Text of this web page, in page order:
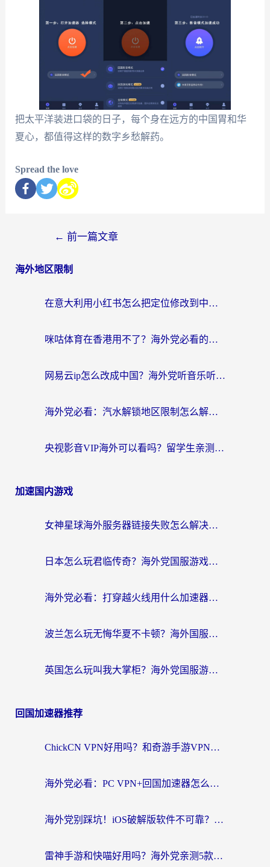
把太平洋装进口袋的日子，每个身在远方的中国胃和华
夏心，都值得这样的数字乡愁解药。
Spread the love
← 前一篇文章
海外地区限制
在意大利用小红书怎么把定位修改到中国国内？3个实用技巧+1个靠谱工具帮你搞定
咪咕体育在香港用不了？海外党必看的回国加速器选择指南（附3个真实场景解决方案）
网易云ip怎么改成中国？海外党听音乐听书的无痛解决方案
海外党必看：汽水解锁地区限制怎么解除？3招解决国内影音&生活服务难题
央视影音VIP海外可以看吗？留学生亲测有效的回国加速器选择指南
加速国内游戏
女神星球海外服务器链接失败怎么解决？海外党国服游戏加速避坑指南
日本怎么玩君临传奇？海外党国服游戏加速避坑指南（附菲律宾欧洲玩家实测）
海外党必看：打穿越火线用什么加速器？解决延迟卡顿，还能玩奇妙拼图世界和第五人格
波兰怎么玩无悔华夏不卡顿？海外国服游戏加速器终极指南（附征途2萤火突击解决方案）
英国怎么玩叫我大掌柜？海外党国服游戏加速避坑指南（附实测推荐）
回国加速器推荐
ChickCN VPN好用吗？和奇游手游VPN对比哪个回国效果更好？海外党亲测实用指南
海外党必看：PC VPN+回国加速器怎么选？无缝访问国内资源全攻略
海外党别踩坑！iOS破解版软件不可靠？教你选对回国加速器无缝看国内资源
雷神手游和快喵好用吗？海外党亲测5款回国加速器，附斧牛Bling对比+微信视频号解决办法